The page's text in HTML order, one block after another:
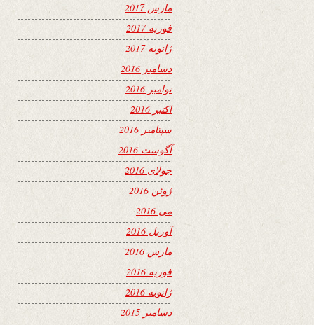
مارس 2017
فوریه 2017
ژانویه 2017
دسامبر 2016
نوامبر 2016
اکتبر 2016
سپتامبر 2016
آگوست 2016
جولای 2016
ژوئن 2016
می 2016
آوریل 2016
مارس 2016
فوریه 2016
ژانویه 2016
دسامبر 2015